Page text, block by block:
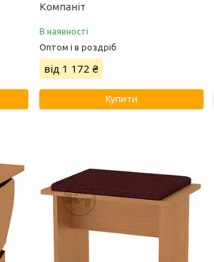
Компаніт
В наявності
Оптом і в роздріб
від 1 172 ₴
Купити